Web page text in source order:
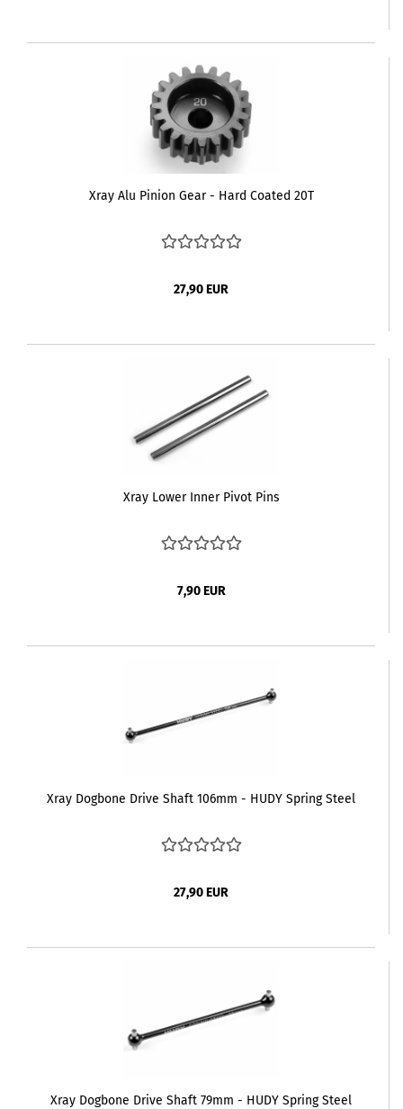
Xray Alu Pinion Gear - Hard Coated 20T
27,90 EUR
Xray Lower Inner Pivot Pins
7,90 EUR
Xray Dogbone Drive Shaft 106mm - HUDY Spring Steel
27,90 EUR
Xray Dogbone Drive Shaft 79mm - HUDY Spring Steel